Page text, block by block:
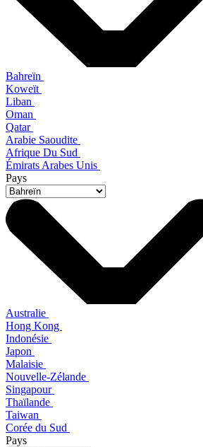
Bahreïn
Koweït
Liban
Oman
Qatar
Arabie Saoudite
Afrique Du Sud
Émirats Arabes Unis
Pays
Australie
Hong Kong
Indonésie
Japon
Malaisie
Nouvelle-Zélande
Singapour
Thaïlande
Taiwan
Corée du Sud
Pays